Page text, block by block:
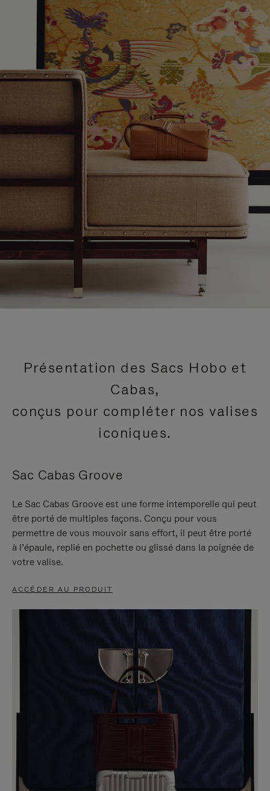
Présentation des Sacs Hobo et
Cabas,
conçus pour compléter nos valises
iconiques.
Sac Cabas Groove
Le Sac Cabas Groove est une forme intemporelle qui peut
être porté de multiples façons. Conçu pour vous
permettre de vous mouvoir sans effort, il peut être porté
à l’épaule, replié en pochette ou glissé dans la poignée de
votre valise.
ACCÉDER AU PRODUIT